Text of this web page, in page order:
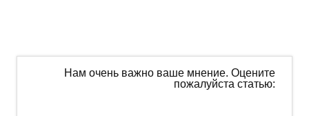
Нам очень важно ваше мнение. Оцените
пожалуйста статью: